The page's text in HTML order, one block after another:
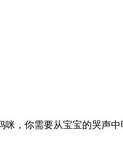
，你需要从宝宝的哭声